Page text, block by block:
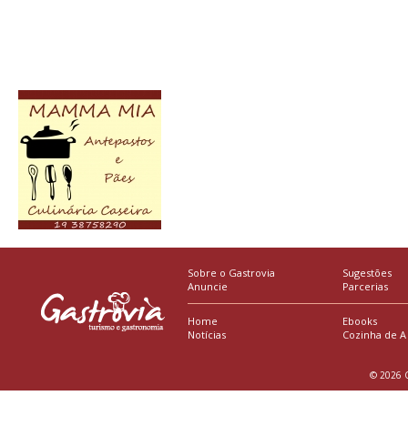
Sobre o Gastrovia
Anuncie
Sugestões
Parcerias
Home
Notícias
Ebooks
Cozinha de A
© 2026